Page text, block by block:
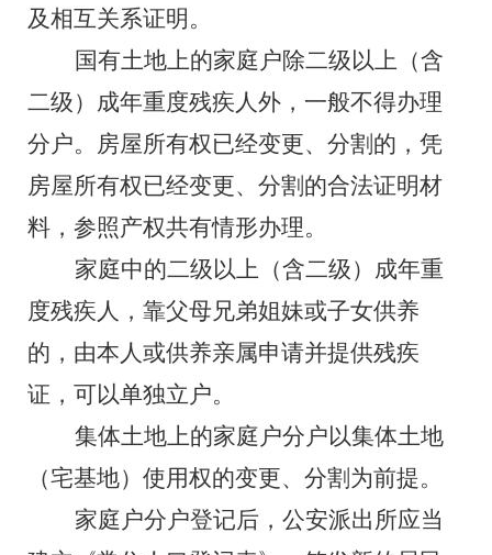
及相互关系证明。
国有土地上的家庭户除二级以上（含
二级）成年重度残疾人外，一般不得办理
分户。房屋所有权已经变更、 分割的，凭
房屋所有权已经变更、 分割的合法证明材
料，参照产权共有情形办理。
家庭中的二级以上（含二级）成年重
度残疾人，靠父母兄弟姐妹或子女供养
的，由本人或供养亲属申请并提供残疾
证，可以单独立户。
集体土地上的家庭户分户以集体土地
（宅基地）使用权的变更、分割为前提。
家庭户分户登记后，公安派出所应当